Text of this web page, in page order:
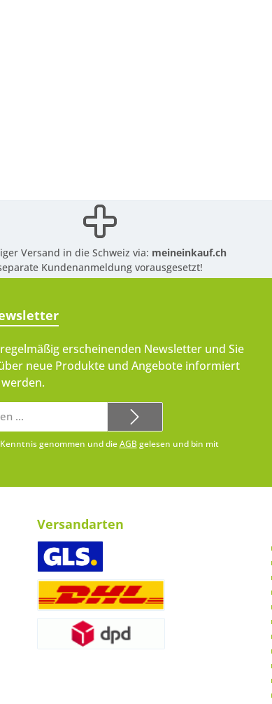
Versand in die Schweiz via: meineinkauf.ch
Kundenanmeldung vorausgesetzt!
erscheinenden Newsletter und Sie
neue Produkte und Angebote informiert
werden.
genommen und dieAGBgelesen und bin mit
Versandarten